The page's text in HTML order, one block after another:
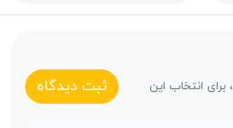
برای انتخاب این
ثبت دیدگاه